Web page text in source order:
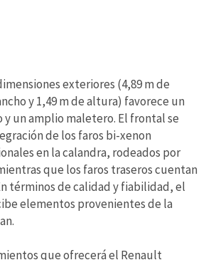
exteriores (4,89 m de
y 1,49 m de altura) favorece un
un amplio maletero. El frontal se
de los faros bi-xenon
en la calandra, rodeados por
que los faros traseros cuentan
términos de calidad y fiabilidad, el
elementos provenientes de la
que ofrecerá el Renault